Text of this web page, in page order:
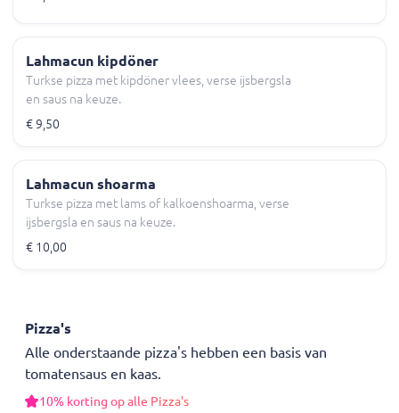
Lahmacun kipdöner
Turkse pizza met kipdöner vlees, verse ijsbergsla
en saus na keuze.
€ 9,50
Lahmacun shoarma
Turkse pizza met lams of kalkoenshoarma, verse
ijsbergsla en saus na keuze.
€ 10,00
Pizza's
Alle onderstaande pizza's hebben een basis van
tomatensaus en kaas.
10% korting op alle Pizza's